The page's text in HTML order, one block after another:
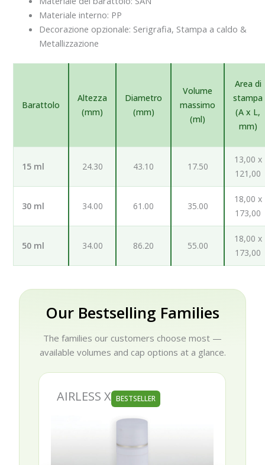
Materiale interno: PP
Decorazione opzionale: Serigrafia, Stampa a caldo &
Metallizzazione
Barattolo
Altezza
(mm)
Diametro
(mm)
Volume
massimo
(ml)
Area di
stampa
(A x L,
mm)
15 ml 24.30 43.10 17.50
13,00 x
121,00
30 ml 34.00 61.00 35.00
18,00 x
173,00
50 ml 34.00 86.20 55.00
18,00 x
173,00
Our Bestselling Families
The families our customers choose most —
available volumes and cap options at a glance.
AIRLESS X BESTSELLER